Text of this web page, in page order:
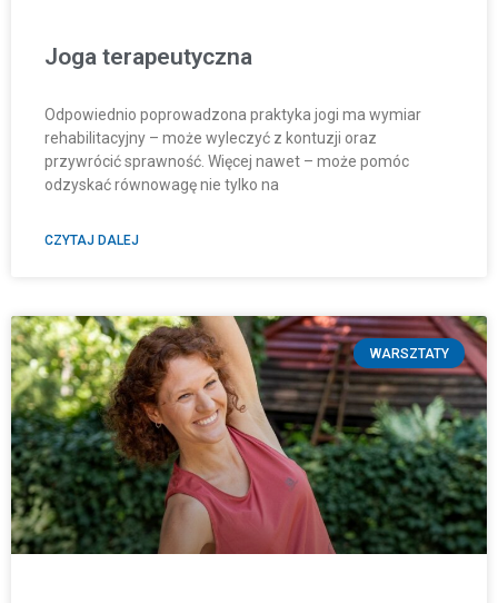
Joga terapeutyczna
Odpowiednio poprowadzona praktyka jogi ma wymiar
rehabilitacyjny – może wyleczyć z kontuzji oraz
przywrócić sprawność. Więcej nawet – może pomóc
odzyskać równowagę nie tylko na
CZYTAJ DALEJ
WARSZTATY